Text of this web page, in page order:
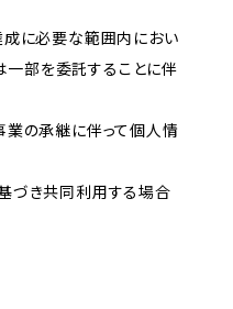
成に必要な範囲内におい
部を委託することに伴
業の承継に伴って個人情
づき共同利用する場合